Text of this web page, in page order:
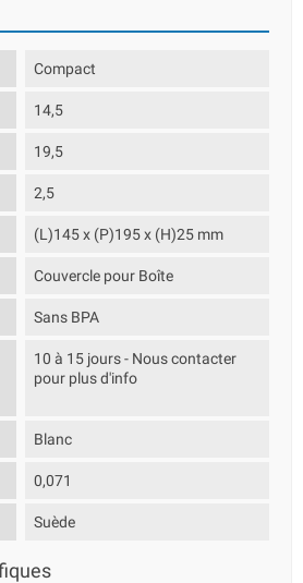
Compact
14,5
19,5
2,5
(L)145 x (P)195 x (H)25 mm
Couvercle pour Boîte
Sans BPA
10 à 15 jours - Nous contacter
pour plus d'info
Blanc
0,071
Suède